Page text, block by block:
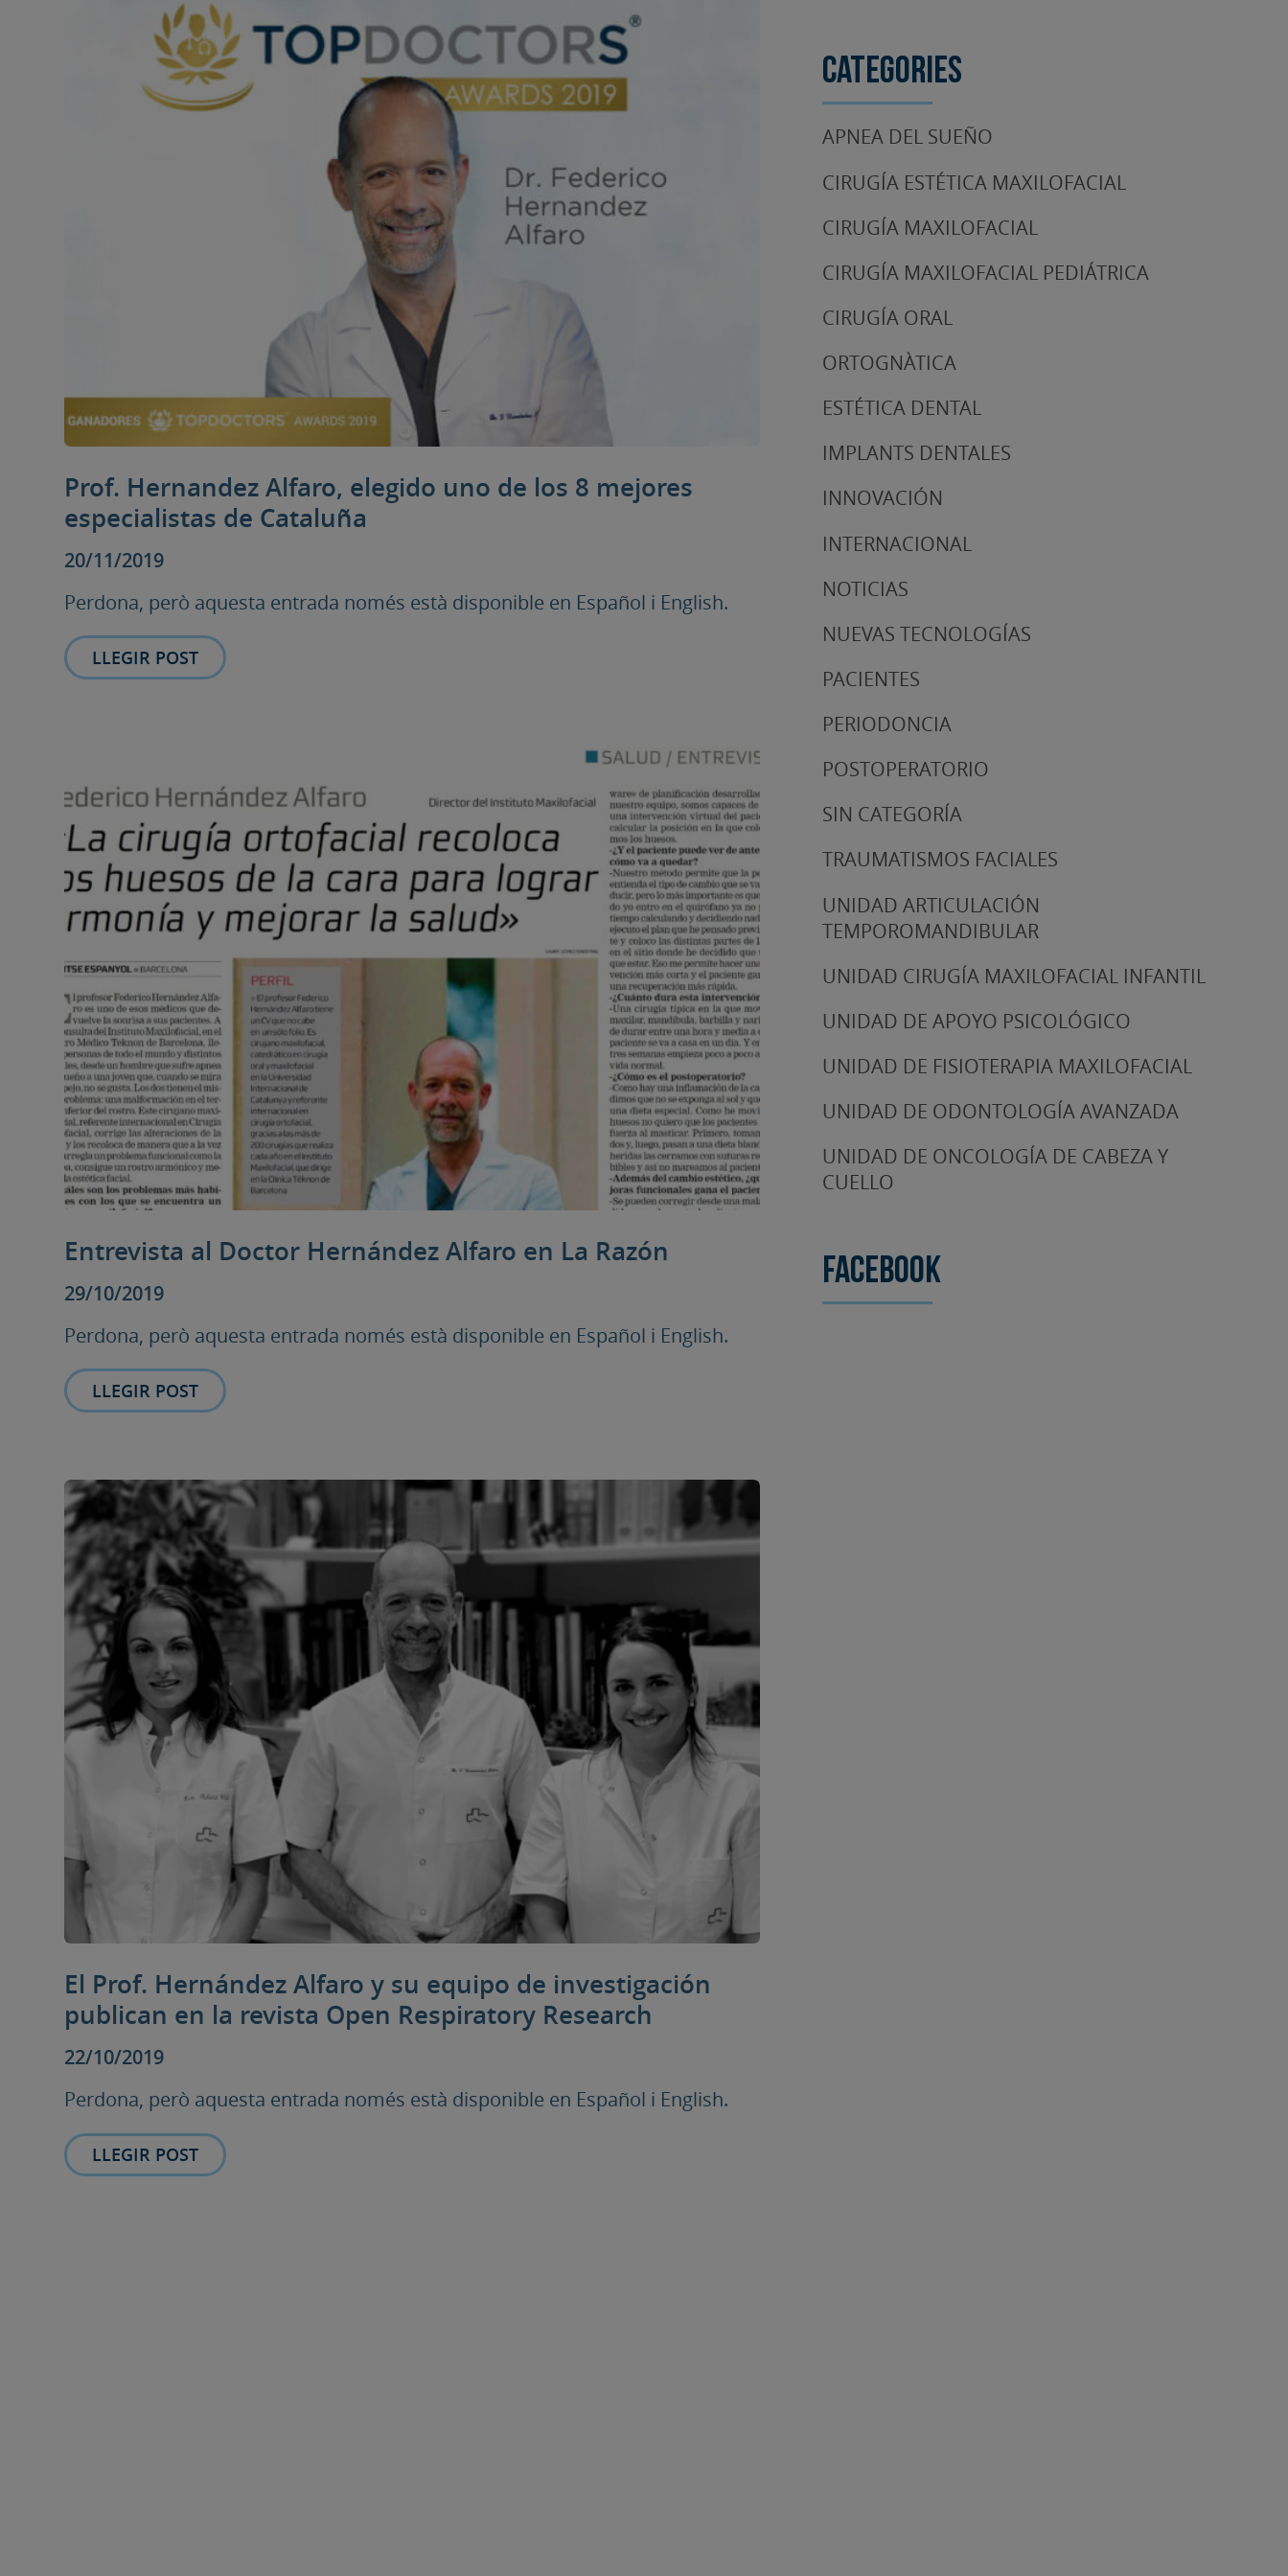
Prof. Hernandez Alfaro, elegido uno de los 8 mejores
especialistas de Cataluña
20/11/2019
Perdona, però aquesta entrada només està disponible en Español i English.
LLEGIR POST
Entrevista al Doctor Hernández Alfaro en La Razón
29/10/2019
Perdona, però aquesta entrada només està disponible en Español i English.
LLEGIR POST
El Prof. Hernández Alfaro y su equipo de investigación
publican en la revista Open Respiratory Research
22/10/2019
Perdona, però aquesta entrada només està disponible en Español i English.
LLEGIR POST
Categories
APNEA DEL SUEÑO
CIRUGÍA ESTÉTICA MAXILOFACIAL
CIRUGÍA MAXILOFACIAL
CIRUGÍA MAXILOFACIAL PEDIÁTRICA
CIRUGÍA ORAL
ORTOGNÀTICA
ESTÉTICA DENTAL
IMPLANTS DENTALES
INNOVACIÓN
INTERNACIONAL
NOTICIAS
NUEVAS TECNOLOGÍAS
PACIENTES
PERIODONCIA
POSTOPERATORIO
SIN CATEGORÍA
TRAUMATISMOS FACIALES
UNIDAD ARTICULACIÓN
TEMPOROMANDIBULAR
UNIDAD CIRUGÍA MAXILOFACIAL INFANTIL
UNIDAD DE APOYO PSICOLÓGICO
UNIDAD DE FISIOTERAPIA MAXILOFACIAL
UNIDAD DE ODONTOLOGÍA AVANZADA
UNIDAD DE ONCOLOGÍA DE CABEZA Y
CUELLO
Facebook